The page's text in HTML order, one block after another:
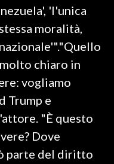
'l'unica
moralità,
chiaro in
vogliamo
Trump e
"È questo
Dove
parte del diritto